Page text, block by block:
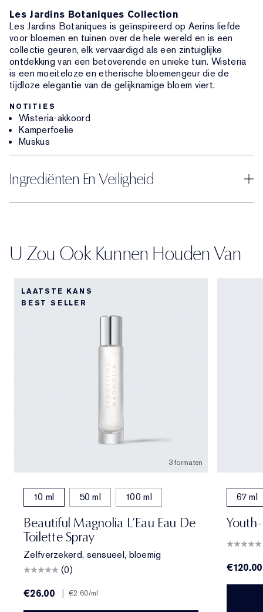
Les Jardins Botaniques Collection
Les Jardins Botaniques is geïnspireerd op Aerins liefde
voor bloemen en tuinen over de hele wereld en is een
collectie geuren, elk vervaardigd als een zintuiglijke
ontdekking van een betoverende en unieke tuin. Wisteria
is een moeiteloze en etherische bloemengeur die de
tijdloze elegantie van de gelijknamige bloem viert.
NOTITIES
Wisteria-akkoord
Kamperfoelie
Muskus
Ingrediënten En Veiligheid
U Zou Ook Kunnen Houden Van
LAATSTE KANS
BEST SELLER
3 formaten
10 ml 50 ml 100 ml
Beautiful Magnolia L’Eau Eau De
Toilette Spray
Zelfverzekerd, sensueel, bloemig
(0)
€26.00
| €2.60/ml
67 ml
€120.00